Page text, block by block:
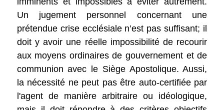
Un jugement personnel concernant une
prétendue crise ecclésiale n’est pas suffisant; il
doit y avoir une réelle impossibilité de recourir
aux moyens ordinaires de gouvernement et de
communion avec le Siège Apostolique. Aussi,
la nécessité ne peut pas être auto-certifiée par
l'agent de manière arbitraire ou idéologique,